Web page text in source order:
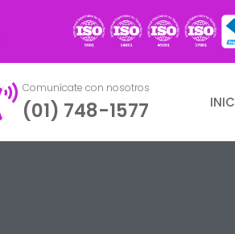
Comunícate con nosotros
(01) 748-1577